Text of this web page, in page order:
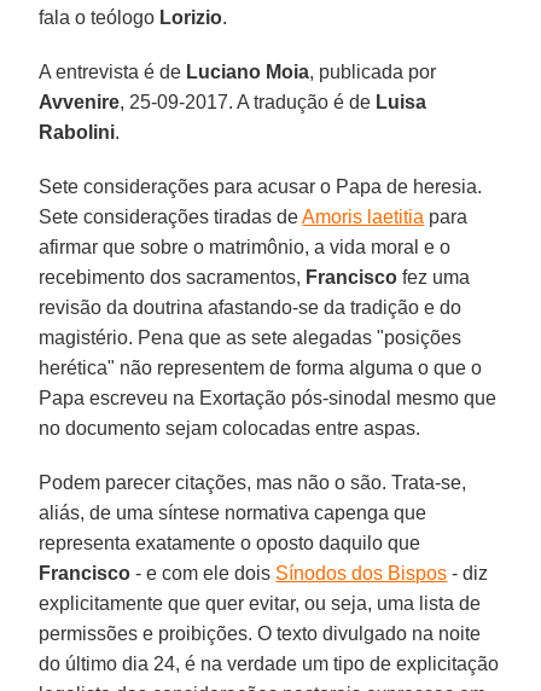
fala o teólogo Lorizio.
A entrevista é de Luciano Moia, publicada por
Avvenire, 25-09-2017. A tradução é de Luisa
Rabolini.
Sete considerações para acusar o Papa de heresia.
Sete considerações tiradas deAmoris laetitia para
afirmar que sobre o matrimônio, a vida moral e o
recebimento dos sacramentos, Francisco fez uma
revisão da doutrina afastando-se da tradição e do
magistério. Pena que as sete alegadas "posições
herética" não representem de forma alguma o que o
Papa escreveu na Exortação pós-sinodal mesmo que
no documento sejam colocadas entre aspas.
Podem parecer citações, mas não o são. Trata-se,
aliás, de uma síntese normativa capenga que
representa exatamente o oposto daquilo que
Francisco - e com ele dois Sínodos dos Bispos - diz
explicitamente que quer evitar, ou seja, uma lista de
permissões e proibições. O texto divulgado na noite
do último dia 24, é na verdade um tipo de explicitação